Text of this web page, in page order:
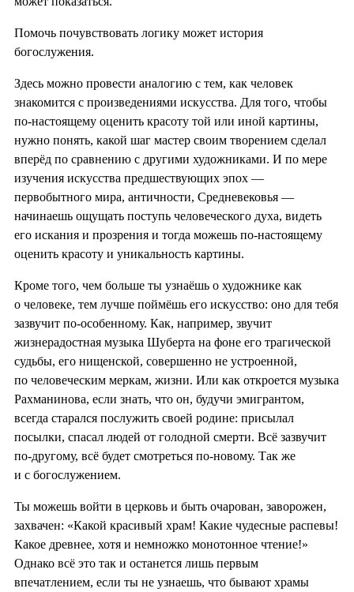
Помочь почувствовать логику может история
богослужения.
Здесь можно провести аналогию с тем, как человек
знакомится с произведениями искусства. Для того, чтобы
по-настоящему оценить красоту той или иной картины,
нужно понять, какой шаг мастер своим творением сделал
вперёд по сравнению с другими художниками. И по мере
изучения искусства предшествующих эпох —
первобытного мира, античности, Средневековья —
начинаешь ощущать поступь человеческого духа, видеть
его искания и прозрения и тогда можешь по-настоящему
оценить красоту и уникальность картины.
Кроме того, чем больше ты узнаёшь о художнике как
о человеке, тем лучше поймёшь его искусство: оно для тебя
зазвучит по-особенному. Как, например, звучит
жизнерадостная музыка Шуберта на фоне его трагической
судьбы, его нищенской, совершенно не устроенной,
по человеческим меркам, жизни. Или как откроется музыка
Рахманинова, если знать, что он, будучи эмигрантом,
всегда старался послужить своей родине: присылал
посылки, спасал людей от голодной смерти. Всё зазвучит
по-другому, всё будет смотреться по-новому. Так же
и с богослужением.
Ты можешь войти в церковь и быть очарован, заворожен,
захвачен: «Какой красивый храм! Какие чудесные распевы!
Какое древнее, хотя и немножко монотонное чтение!»
Однако всё это так и останется лишь первым
впечатлением, если ты не узнаешь, что бывают храмы